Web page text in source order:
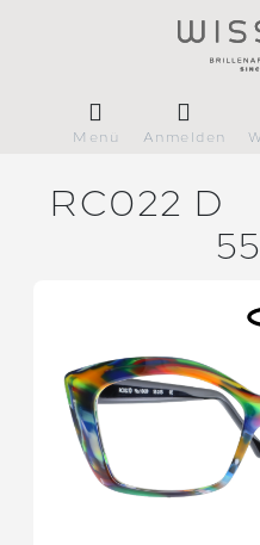
Menü Anmelden
RC022 D